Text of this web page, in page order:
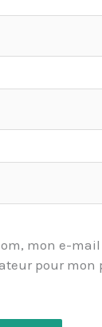
mon e-
pour mon